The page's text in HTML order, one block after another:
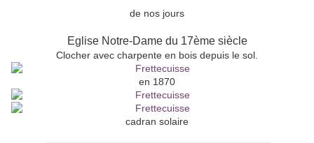
de nos jours
Eglise Notre-Dame du 17ème siècle
Clocher avec charpente en bois depuis le sol.
en 1870
cadran solaire